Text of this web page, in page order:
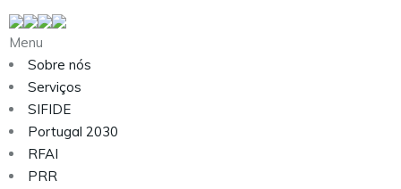
Menu
Sobre nós
Serviços
SIFIDE
Portugal 2030
RFAI
PRR